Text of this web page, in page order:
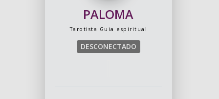
PALOMA
Tarotista Guia espiritual
DESCONECTADO